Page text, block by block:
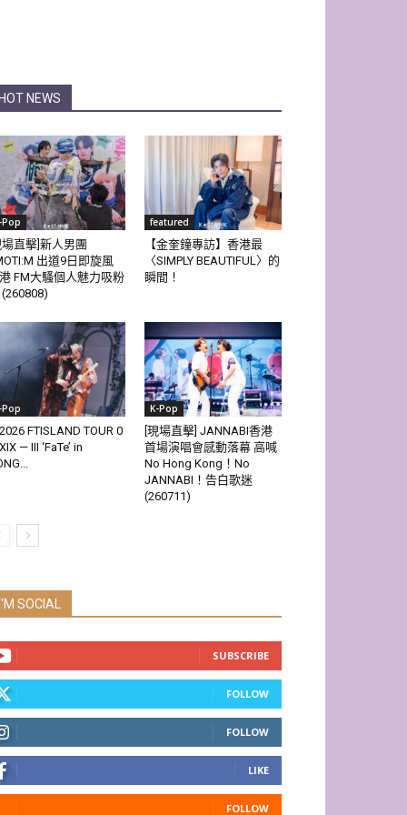
HOT NEWS
Pop
場直擊]新人男團
出道9日即旋風
FM大騷個人魅力吸粉
featured
【金奎鐘專訪】香港最
〈SIMPLY BEAUTIFUL〉的
瞬間！
Pop
2026 FTISLAND TOUR 0
— III ‘FaTe’ in
K-Pop
[現場直擊] JANNABI香港
首場演唱會感動落幕 高喊
No Hong Kong！No
JANNABI！告白歌迷
(260711)
I'M SOCIAL
SUBSCRIBE
FOLLOW
FOLLOW
LIKE
FOLLOW